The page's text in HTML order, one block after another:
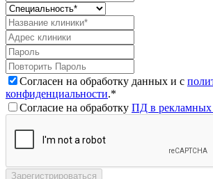
Согласен на обработку данных и с
конфиденциальности.*
Согласие на обработку ПД в рекламных
Зарегистрироваться